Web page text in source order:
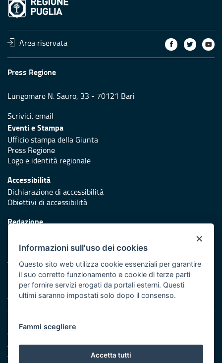
Area riservata
Press Regione
Lungomare N. Sauro, 33 - 70121 Bari
Scrivici:email
Eventi e Stampa
Ufficio stampa della Giunta
Press Regione
Logo e identità regionale
Accessibilità
Dichiarazione di accessibilità
Obiettivi di accessibilità
Redazione
Protezione civile
Vai al sito di Protezione Civile Puglia
Iniziativa finanziata con risorse del POR Puglia 2014/2020 -
Asse XI
Note legali
Cookie e privacy
Amministrazione trasparente
Atti di notifica
×
Informazioni sull'uso dei cookies
Questo sito web utilizza cookie essenziali per garantire
il suo corretto funzionamento e cookie di terze parti
per fornire servizi erogati da portali esterni. Questi
ultimi saranno impostati solo dopo il consenso.
Fammi scegliere
Accetta tutti